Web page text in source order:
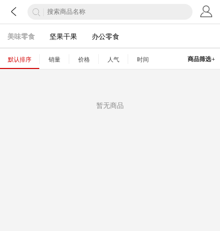
美味零食 坚果干果 办公零食
商品筛选+
默认排序 销量 价格 人气 时间
暂无商品